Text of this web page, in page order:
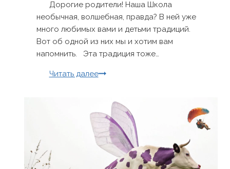
Дорогие родители! Наша Школа
необычная, волшебная, правда? В ней уже
много любимых вами и детьми традиций.
Вот об одной из них мы и хотим вам
напомнить. Эта традиция тоже…
Читать далее